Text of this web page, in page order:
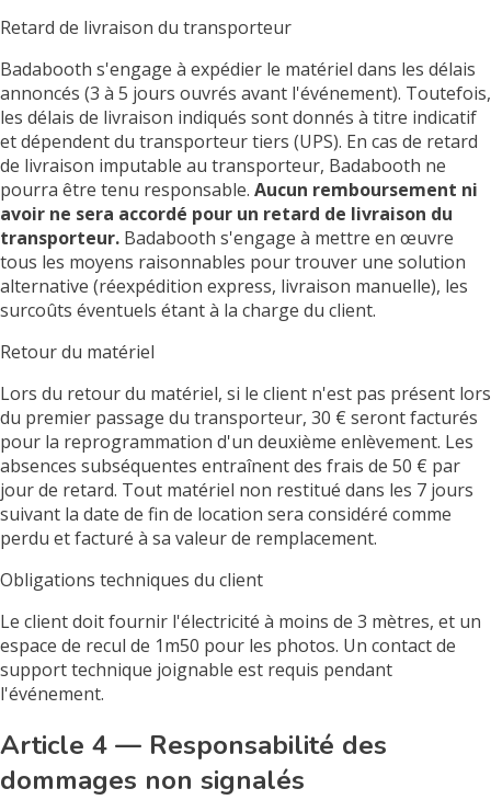
Retard de livraison du transporteur
Badabooth s'engage à expédier le matériel dans les délais
annoncés (3 à 5 jours ouvrés avant l'événement). Toutefois,
les délais de livraison indiqués sont donnés à titre indicatif
et dépendent du transporteur tiers (UPS). En cas de retard
de livraison imputable au transporteur, Badabooth ne
pourra être tenu responsable. Aucun remboursement ni
avoir ne sera accordé pour un retard de livraison du
transporteur. Badabooth s'engage à mettre en œuvre
tous les moyens raisonnables pour trouver une solution
alternative (réexpédition express, livraison manuelle), les
surcoûts éventuels étant à la charge du client.
Retour du matériel
Lors du retour du matériel, si le client n'est pas présent lors
du premier passage du transporteur, 30 € seront facturés
pour la reprogrammation d'un deuxième enlèvement. Les
absences subséquentes entraînent des frais de 50 € par
jour de retard. Tout matériel non restitué dans les 7 jours
suivant la date de fin de location sera considéré comme
perdu et facturé à sa valeur de remplacement.
Obligations techniques du client
Le client doit fournir l'électricité à moins de 3 mètres, et un
espace de recul de 1m50 pour les photos. Un contact de
support technique joignable est requis pendant
l'événement.
Article 4 — Responsabilité des
dommages non signalés